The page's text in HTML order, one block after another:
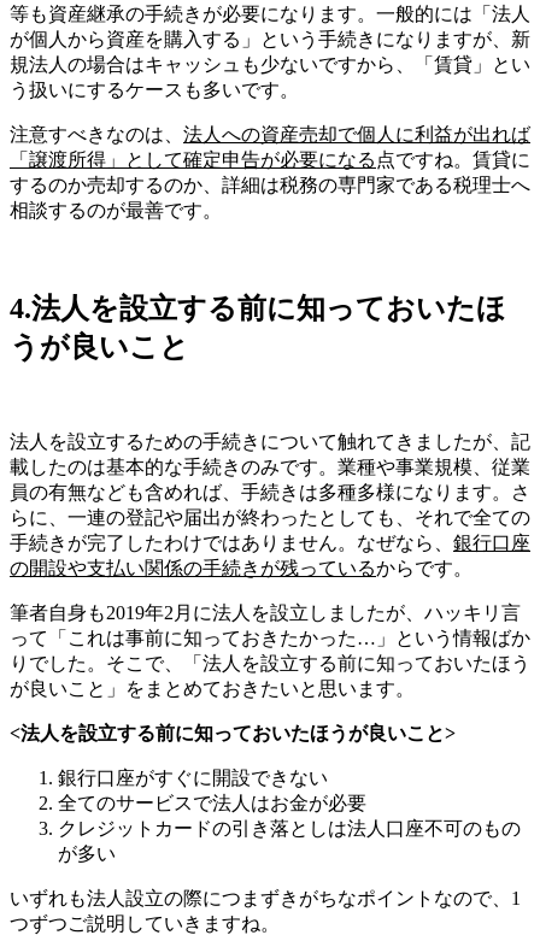
等も資産継承の手続きが必要になります。一般的には「法人
が個人から資産を購入する」という手続きになりますが、新
規法人の場合はキャッシュも少ないですから、「賃貸」とい
う扱いにするケースも多いです。
注意すべきなのは、 法人への資産売却で個人に利益が出れば
「譲渡所得」として確定申告が必要になる 点ですね。賃貸に
するのか売却するのか、詳細は税務の専門家である税理士へ
相談するのが最善です。
4.法人を設立する前に知っておいたほ
うが良いこと
法人を設立するための手続きについて触れてきましたが、記
載したのは基本的な手続きのみです。業種や事業規模、従業
員の有無なども含めれば、手続きは多種多様になります。さ
らに、一連の登記や届出が終わったとしても、それで全ての
手続きが完了したわけではありません。なぜなら、 銀行口座
の開設や支払い関係の手続きが残っているからです。
筆者自身も2019年2月に法人を設立しましたが、ハッキリ言
って「これは事前に知っておきたかった…」という情報ばか
りでした。そこで、「法人を設立する前に知っておいたほう
が良いこと」をまとめておきたいと思います。
<法人を設立する前に知っておいたほうが良いこと>
銀行口座がすぐに開設できない
全てのサービスで法人はお金が必要
クレジットカードの引き落としは法人口座不可のもの
が多い
いずれも法人設立の際につまずきがちなポイントなので、1
つずつご説明していきますね。